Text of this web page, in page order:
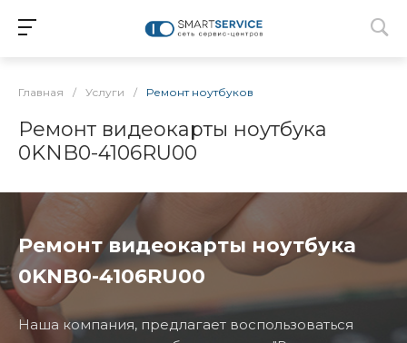
Главная / Услуги / Ремонт ноутбуков
Ремонт видеокарты ноутбука
0KNB0-4106RU00
Ремонт видеокарты ноутбука
0KNB0-4106RU00
Наша компания, предлагает воспользоваться